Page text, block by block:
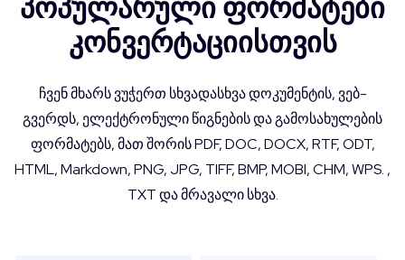
პოპულარული ფორმატები
კონვერტაციისთვის
ჩვენ მხარს ვუჭერთ სხვადასხვა დოკუმენტის, ვებ-
გვერდს, ელექტრონული წიგნების და გამოსახულების
ფორმატებს, მათ შორის PDF, DOC, DOCX, RTF, ODT,
HTML, Markdown, PNG, JPG, TIFF, BMP, MOBI, CHM, WPS. ,
TXT და მრავალი სხვა.